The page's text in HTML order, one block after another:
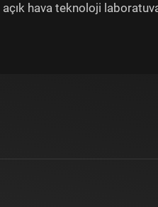
hava teknoloji